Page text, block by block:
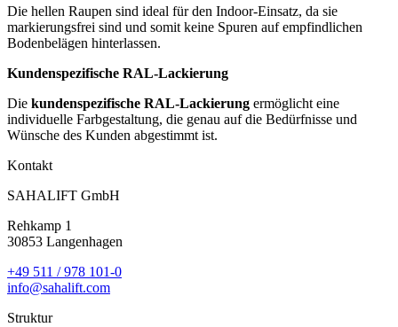
Die hellen Raupen sind ideal für den Indoor-Einsatz, da sie
markierungsfrei sind und somit keine Spuren auf empfindlichen
Bodenbelägen hinterlassen.
Kundenspezifische RAL-Lackierung
Die kundenspezifische RAL-Lackierung ermöglicht eine
individuelle Farbgestaltung, die genau auf die Bedürfnisse und
Wünsche des Kunden abgestimmt ist.
Kontakt
SAHALIFT GmbH
Rehkamp 1
30853 Langenhagen
+49 511 / 978 101-0
info@sahalift.com
Struktur